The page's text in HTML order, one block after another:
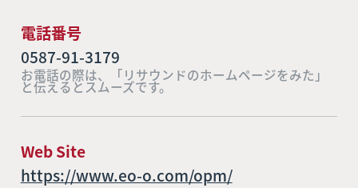
電話番号
0587-91-3179
お電話の際は、「リサウンドのホームページをみた」
と伝えるとスムーズです。
Web Site
https://www.eo-o.com/opm/